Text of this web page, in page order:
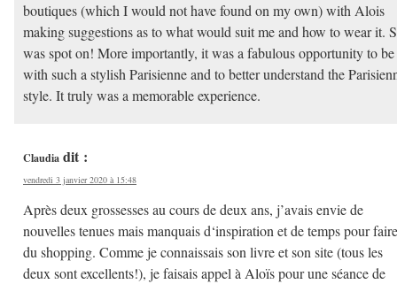
boutiques (which I would not have found on my own) with Alois
making suggestions as to what would suit me and how to wear it.
was spot on! More importantly, it was a fabulous opportunity to be
with such a stylish Parisienne and to better understand the
style. It truly was a memorable experience.
Claudia dit :
vendredi 3 janvier 2020 à 15:48
Après deux grossesses au cours de deux ans, j’avais envie de
nouvelles tenues mais manquais d‘inspiration et de temps pour faire
du shopping. Comme je connaissais son livre et son site (tous les
deux sont excellents!), je faisais appel à Aloïs pour une séance de